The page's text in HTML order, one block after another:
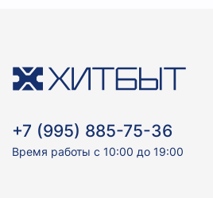
+7 (995) 885-75-36
Время работы с 10:00 до 19:00